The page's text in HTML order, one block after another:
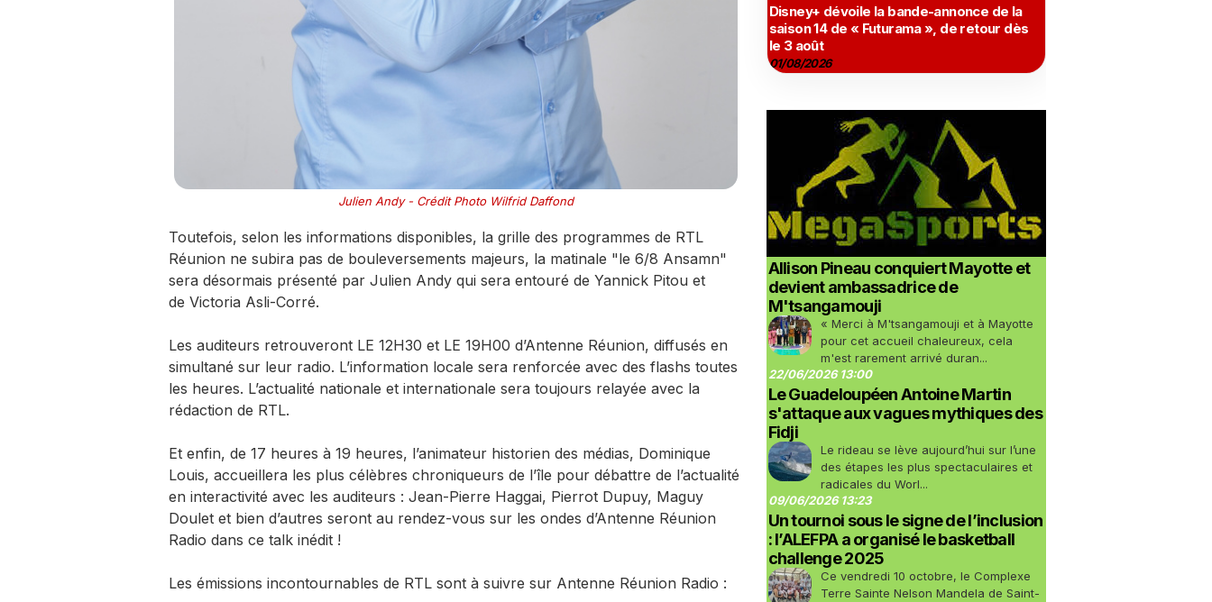
Julien Andy - Crédit Photo Wilfrid Daffond
Toutefois, selon les informations disponibles, la grille des programmes de RTL
Réunion ne subira pas de bouleversements majeurs, la matinale "le 6/8 Ansamn"
sera désormais présenté par Julien Andy qui sera entouré de Yannick Pitou et
de Victoria Asli-Corré.
Les auditeurs retrouveront LE 12H30 et LE 19H00 d’Antenne Réunion, diffusés en
simultané sur leur radio. L’information locale sera renforcée avec des flashs toutes
les heures. L’actualité nationale et internationale sera toujours relayée avec la
rédaction de RTL.
Et enfin, de 17 heures à 19 heures, l’animateur historien des médias, Dominique
Louis, accueillera les plus célèbres chroniqueurs de l’île pour débattre de l’actualité
en interactivité avec les auditeurs : Jean-Pierre Haggai, Pierrot Dupuy, Maguy
Doulet et bien d’autres seront au rendez-vous sur les ondes d’Antenne Réunion
Radio dans ce talk inédit !
Les émissions incontournables de RTL sont à suivre sur Antenne Réunion Radio :
Disney+ dévoile la bande-annonce de la
saison 14 de « Futurama », de retour dès
le 3 août
01/08/2026
Allison Pineau conquiert Mayotte et
devient ambassadrice de
M'tsangamouji
« Merci à M'tsangamouji et à Mayotte
pour cet accueil chaleureux, cela
m'est rarement arrivé duran...
22/06/2026 13:00
Le Guadeloupéen Antoine Martin
s'attaque aux vagues mythiques des
Fidji
Le rideau se lève aujourd’hui sur l’une
des étapes les plus spectaculaires et
radicales du Worl...
09/06/2026 13:23
Un tournoi sous le signe de l’inclusion
: l’ALEFPA a organisé le basketball
challenge 2025
Ce vendredi 10 octobre, le Complexe
Terre Sainte Nelson Mandela de Saint-